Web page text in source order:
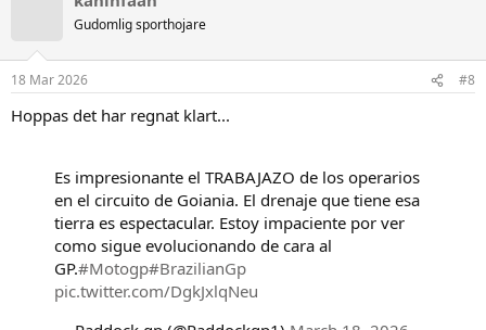
n
e
:
Gudomlig sporthojare
18 Mar 2026 #8
Hoppas det har regnat klart...
Es impresionante el TRABAJAZO de los operarios
en el circuito de Goiania. El drenaje que tiene esa
tierra es espectacular. Estoy impaciente por ver
como sigue evolucionando de cara al
GP.#Motogp#BrazilianGp
pic.twitter.com/DgkJxlqNeu